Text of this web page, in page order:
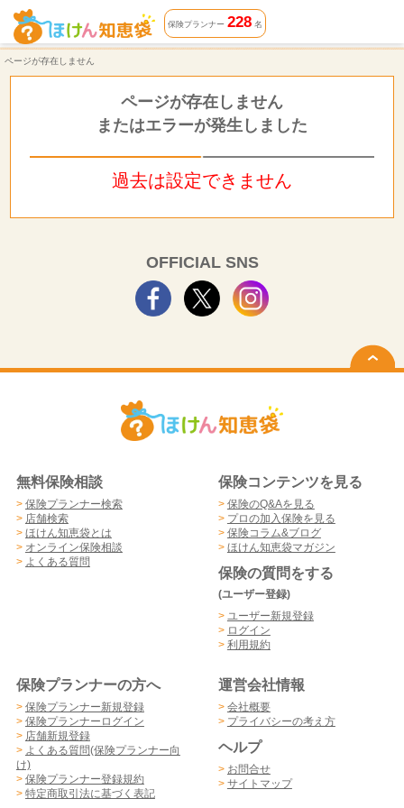
ページが存在しません | ほけん知恵袋
保険プランナー 228名
ページが存在しません
ページが存在しません
またはエラーが発生しました
過去は設定できません
OFFICIAL SNS
無料保険相談
> 保険プランナー検索
> 店舗検索
> ほけん知恵袋とは
> オンライン保険相談
> よくある質問
保険コンテンツを見る
> 保険のQ&Aを見る
> プロの加入保険を見る
> 保険コラム&ブログ
> ほけん知恵袋マガジン
保険の質問をする
(ユーザー登録)
> ユーザー新規登録
> ログイン
> 利用規約
保険プランナーの方へ
> 保険プランナー新規登録
> 保険プランナーログイン
> 店舗新規登録
> よくある質問(保険プランナー向
け)
> 保険プランナー登録規約
> 特定商取引法に基づく表記
運営会社情報
> 会社概要
> プライバシーの考え方
ヘルプ
> お問合せ
> サイトマップ